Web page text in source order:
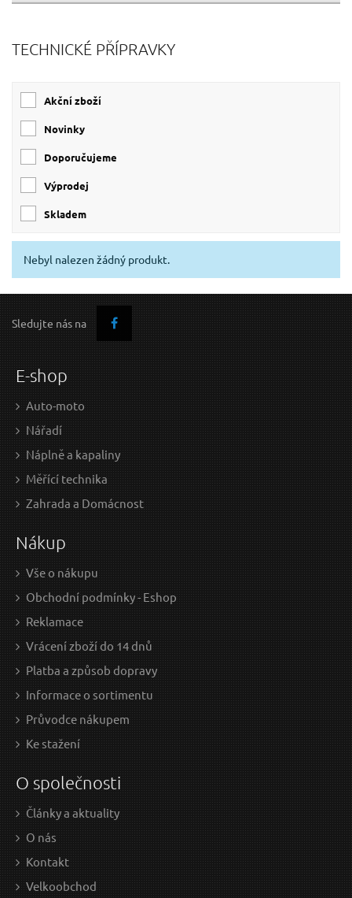
Výrobce
COYOTE(1)
TECHNICKÉ PŘÍPRAVKY
Akční zboží
Novinky
Doporučujeme
Výprodej
skladem
Nebyl nalezen žádný produkt.
Sledujte nás na
E-shop
Auto-moto
Nářadí
Náplně a kapaliny
Měřící technika
Zahrada a Domácnost
Nákup
Vše o nákupu
Obchodní podmínky - Eshop
Reklamace
Vrácení zboží do 14 dnů
Platba a způsob dopravy
Informace o sortimentu
Průvodce nákupem
Ke stažení
O společnosti
Články a aktuality
O nás
Kontakt
Velkoobchod